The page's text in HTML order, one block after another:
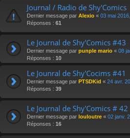
Journal / Radio de Shy'Comics
Dernier message par Alexio « 03 mai
Réponses : 61
Le Journal de Shy'Comics #43
Dernier message par punple mario « 08
Réponses : 10
Le Jounral de Shy'Cocims #41
Dernier message par PTSDKid « 24 avr.
Réponses : 39
Le Journal de Shy'Comics # 42
Dernier message par louloutre « 02 janv.
Réponses : 16